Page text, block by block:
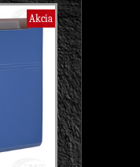
Akcia